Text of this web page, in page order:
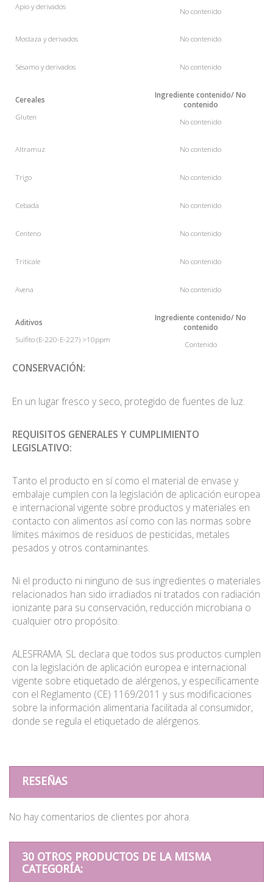
Apioy derivados
No contenido
Mostaza y derivados No contenido
Sésamoy derivados No contenido
Cereales
Gluten
Ingredientecontenido/ No
contenido
No contenido
Altramuz No contenido
Trigo No contenido
Cebada No contenido
Centeno No contenido
Triticale No contenido
Avena No contenido
Aditivos
Sulfito (E-220-E-227) >10ppm
Ingredientecontenido/ No
contenido
Contenido
CONSERVACIÓN:
En un lugar fresco y seco, protegido de fuentes de luz.
REQUISITOS GENERALES Y CUMPLIMIENTO
LEGISLATIVO:
Tanto el producto en sí como el material de envase y
embalaje cumplen con la legislación de aplicación europea
e internacional vigente sobre productos y materiales en
contacto con alimentos así como con las normas sobre
límites máximos de residuos de pesticidas, metales
pesados y otros contaminantes.
Ni el producto ni ninguno de sus ingredientes o materiales
relacionados han sido irradiados ni tratados con radiación
ionizante para su conservación, reducción microbiana o
cualquier otro propósito.
ALESFRAMA. SL declara que todos sus productos cumplen
con la legislación de aplicación europea e internacional
vigente sobre etiquetado de alérgenos, y específicamente
con el Reglamento (CE) 1169/2011 y sus modificaciones
sobre la información alimentaria facilitada al consumidor,
donde se regula el etiquetado de alérgenos.
RESEÑAS
No hay comentarios de clientes por ahora.
30 OTROS PRODUCTOS DE LA MISMA
CATEGORÍA: